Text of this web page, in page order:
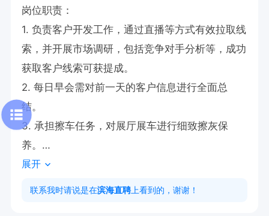
岗位职责：
1. 负责客户开发工作，通过直播等方式有效拉取线
索，并开展市场调研，包括竞争对手分析等，成功
获取客户线索可获提成。
2. 每日早会需对前一天的客户信息进行全面总
结。
3. 承担擦车任务，对展厅展车进行细致擦灰保
养。
4. 专注客户维护，精心建立客户信息档案，确保
按时回访，致力于促进销售转化。
展开
联系我时请说是在滨海直聘 上看到的，谢谢！